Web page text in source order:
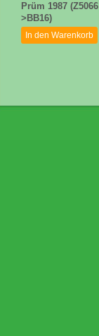
Prüm 1987 (Z5066
>BB16)
In den Warenkorb